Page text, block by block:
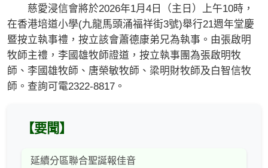
慈愛浸信會將於2026年1月4日（主日）上午10時，
在香港培道小學(九龍馬頭涌福祥街3號)舉行21週年堂慶
暨按立執事禮，按立該會蕭德康弟兄為執事。由張啟明
牧師主禮，李國雄牧師證道，按立執事團為張啟明牧
師、李國雄牧師、唐榮敏牧師、梁明財牧師及白智信牧
師。查詢可電2322-8817。
【要聞】
延續分區聯合聖誕報佳音